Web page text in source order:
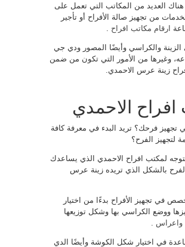
هناك العديد من المكاتب التي تعمل على
من تجهيز صالة الأفراح أو تأجير
ارقام مكاتب افراح
الزينة والكراسي وأيضًا المصور ودي جي
وغيرها من الأمور التي تكون من ضمن
زينة عرس الاحمدي.
الاحمدي
فرحك؟ تريد البدء في معرفة كافة
لتجهيز الفرح؟
لمكتب افراح الاحمدي الذي يساعدك
بالشكل الذي تريده زينة عرس
في تجهيز الأفراح بدءًا من اختيار
ووضع الكراسي بها وشكل توزيعها
واعراس
في اختيار شكل الكوشة وأيضًا الدي